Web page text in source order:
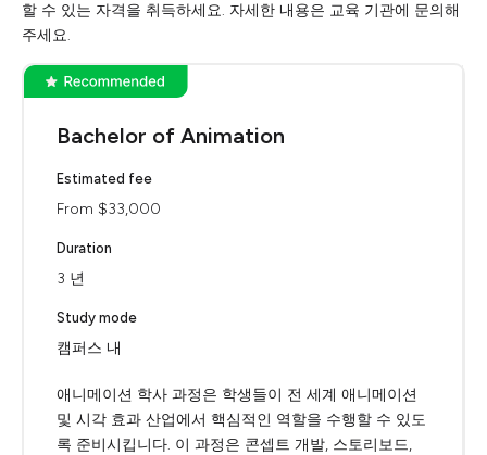
할 수 있는 자격을 취득하세요. 자세한 내용은 교육 기관에 문의해
주세요.
Bachelor of Animation
Estimated fee
From $33,000
Duration
3 년
Study mode
캠퍼스 내
애니메이션 학사 과정은 학생들이 전 세계 애니메이션
및 시각 효과 산업에서 핵심적인 역할을 수행할 수 있도
록 준비시킵니다. 이 과정은 콘셉트 개발, 스토리보드,